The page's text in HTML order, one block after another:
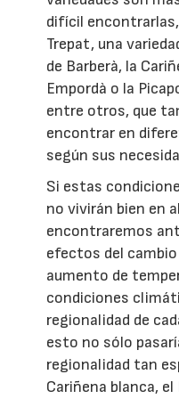
difícil
Trepat, una
de Barberà, la
Empordà o la
entre otros, que
encontrar en
según sus
Si estas
no vivirán bien en
encontraremos
efectos del
aumento de
condiciones
regionalidad de
esto no sólo
regionalidad tan
Cariñena blanca,